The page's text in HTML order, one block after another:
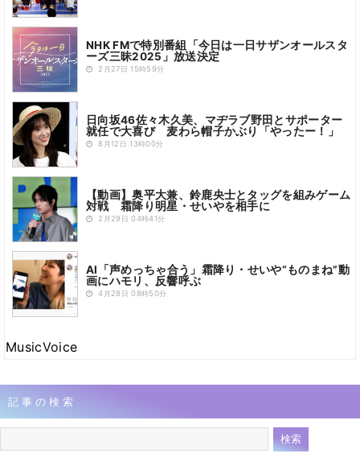
NHK FMで特別番組「今日は一日サザンオールスタ
ーズ三昧2025」放送決定
2月27日 15時59分
日向坂46佐々木久美、マヂラブ野田とサポーター
就任で大喜び 麦わら帽子かぶり「やったー！」
8月12日 13時00分
【動画】奥平大兼、鈴鹿央士とタッグを組みゲーム
対戦 霜降り明星・せいやを相手に
2月29日 04時41分
AI「声めっちゃ合う」霜降り・せいや“ものまね”動
画にハモリ、反響呼ぶ
4月28日 08時50分
MusicVoice
記事の検索